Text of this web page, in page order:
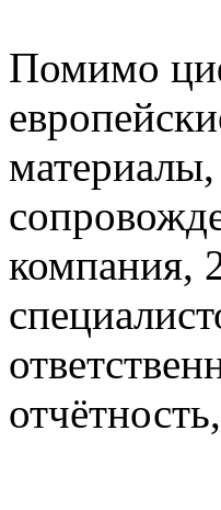
Помимо
компания,